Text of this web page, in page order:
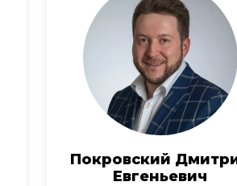
Покровский
Евгеньевич